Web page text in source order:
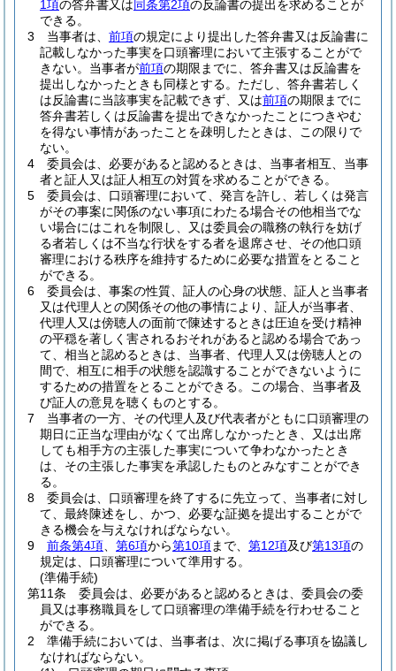
1項の答弁書又は同条第2項の反論書の提出を求めることが
できる。
3
当事者は、 前項の規定により提出した答弁書又は反論書に
記載しなかった事実を口頭審理において主張することがで
きない。 当事者が前項の期限までに、答弁書又は反論書を
提出しなかったときも同様とする。 ただし、答弁書若しく
は反論書に当該事実を記載できず、又は前項の期限までに
答弁書若しくは反論書を提出できなかったことにつきやむ
を得ない事情があったことを疎明したときは、この限りで
ない。
4
委員会は、必要があると認めるときは、当事者相互、当事
者と証人又は証人相互の対質を求めることができる。
5
委員会は、口頭審理において、発言を許し、若しくは発言
がその事案に関係のない事項にわたる場合その他相当でな
い場合にはこれを制限し、又は委員会の職務の執行を妨げ
る者若しくは不当な行状をする者を退席させ、その他口頭
審理における秩序を維持するために必要な措置をとること
ができる。
6
委員会は、事案の性質、証人の心身の状態、証人と当事者
又は代理人との関係その他の事情により、証人が当事者、
代理人又は傍聴人の面前で陳述するときは圧迫を受け精神
の平穏を著しく害されるおそれがあると認める場合であっ
て、相当と認めるときは、当事者、代理人又は傍聴人との
間で、相互に相手の状態を認識することができないように
するための措置をとることができる。
この場合、当事者及
び証人の意見を聴くものとする。
7
当事者の一方、その代理人及び代表者がともに口頭審理の
期日に正当な理由がなくて出席しなかったとき、又は出席
しても相手方の主張した事実について争わなかったとき
は、その主張した事実を承認したものとみなすことができ
る。
8
委員会は、口頭審理を終了するに先立って、当事者に対し
て、最終陳述をし、かつ、必要な証拠を提出することがで
きる機会を与えなければならない。
9
前条第4項 第6項から第10項まで、 第12項及び第13項の
規定は、口頭審理について準用する。
(準備手続)
第11条
委員会は、必要があると認めるときは、委員会の委
員又は事務職員をして口頭審理の準備手続を行わせること
ができる。
2
準備手続においては、当事者は、次に掲げる事項を協議し
なければならない。